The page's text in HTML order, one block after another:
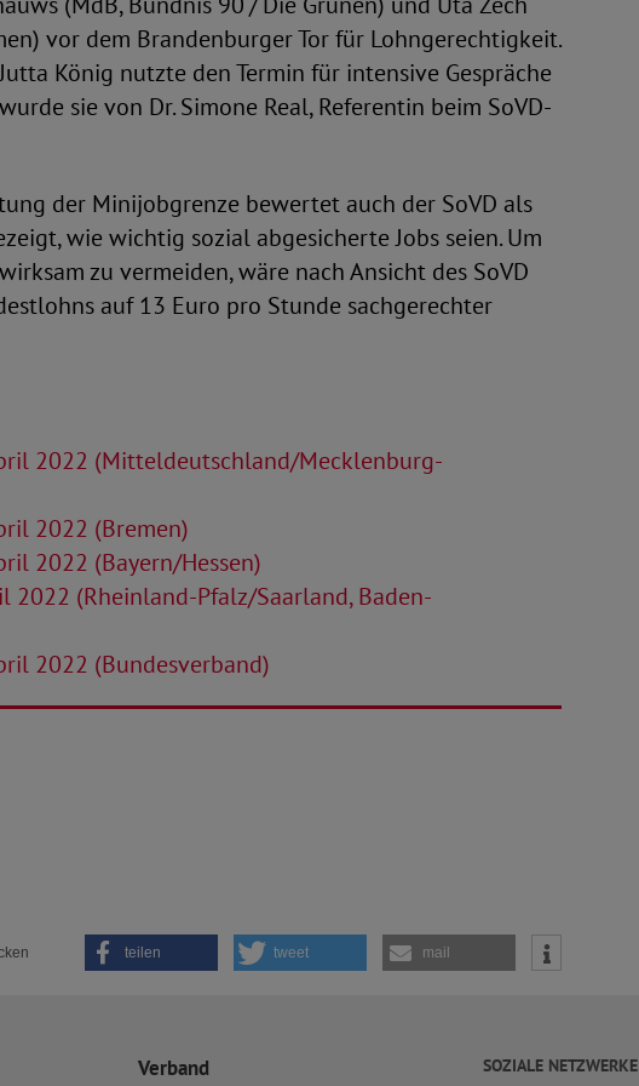
vor dem Brandenburger Tor für Lohngerechtigkeit.
König nutzte den Termin für intensive Gespräche
sie von Dr. Simone Real, Referentin beim SoVD-
der Minijobgrenze bewertet auch der SoVD als
wie wichtig sozial abgesicherte Jobs seien. Um
zu vermeiden, wäre nach Ansicht des SoVD
auf 13 Euro pro Stunde sachgerechter
2022 (Mitteldeutschland/Mecklenburg-
2022 (Bremen)
2022 (Bayern/Hessen)
2022 (Rheinland-Pfalz/Saarland, Baden-
2022 (Bundesverband)
teilen tweet mail
Verband SOZIALE NETZWERKE